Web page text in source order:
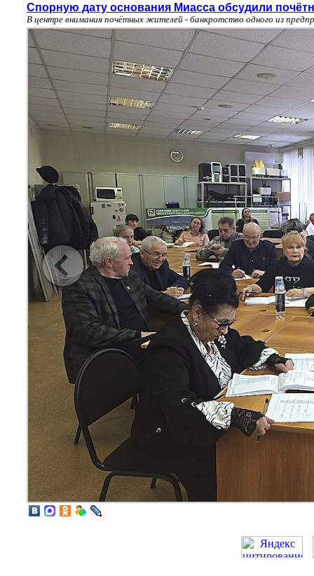
Спорную дату основания Миасса обсудили
В центре внимания почётных жителей - банкротство одного из